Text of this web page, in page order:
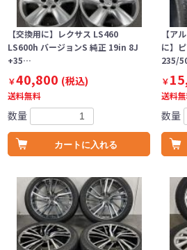
【交換用に】レクサス LS460
LS600h バージョンS 純正 19in 8J
+35…
￥40,800 (税込)
送料無料
数量
カートに入れる
【ア
に】
235/
￥
送料
数量